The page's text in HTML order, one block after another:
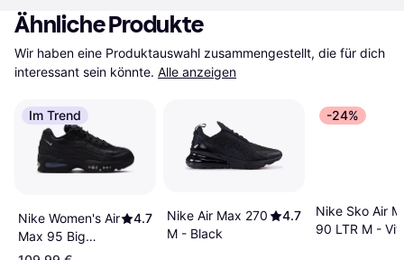
Ähnliche Produkte
Wir haben eine Produktauswahl zusammengestellt, die für dich
interessant sein könnte. Alle anzeigen
Im Trend
Nike Women's Air
Max 95 Big
Bubble -
4.7
Nike Air Max 270
M - Black
4.7
-24%
Nike Sko Air
90 LTR M - Vit